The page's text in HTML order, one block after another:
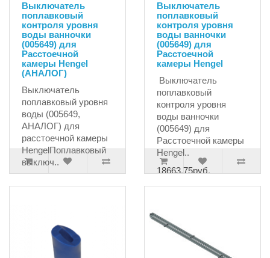
Выключатель
поплавковый
контроля уровня
воды ванночки
(005649) для
Расстоечной
камеры Hengel
(АНАЛОГ)
Выключатель
поплавковый уровня
воды (005649,
АНАЛОГ) для
расстоечной камеры
HengelПоплавковый
выключ..
Выключатель
поплавковый
контроля уровня
воды ванночки
(005649) для
Расстоечной
камеры Hengel
Выключатель
поплавковый
контроля уровня
воды ванночки
(005649) для
Расстоечной камеры
Hengel..
18663.75руб.